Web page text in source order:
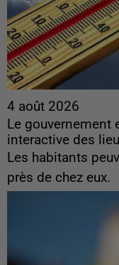
4 août 2026
Le gouvernement
interactive des
Les habitants
près de chez eux.